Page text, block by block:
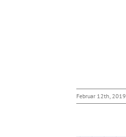
Februar 12th, 2019